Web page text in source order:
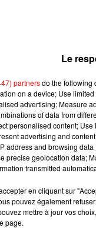
voitures. Dans
des Ardennes se
sur la Place
ses vieilles
de l’Association
et autres
à 17h pour en
Le
partnersdo the following
on a device; Use
advertising; Measure
of data from
personalised content;
advertising and
address and browsing
precise geolocation data;
transmitted
en cliquant sur
pouvez également
mettre à jour vos
page.